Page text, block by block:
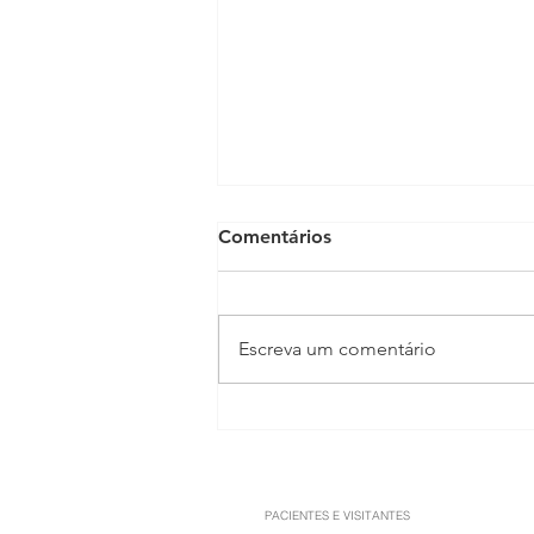
Comentários
Escreva um comentário
PACIENTES E VISITANTES